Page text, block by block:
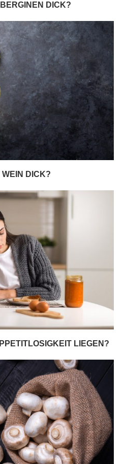
DICK?
WEIN DICK?
LIEGEN?